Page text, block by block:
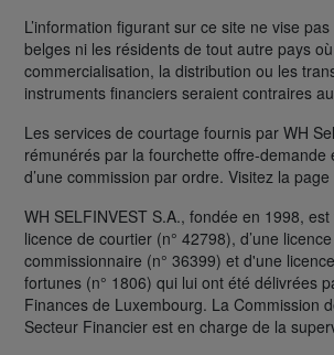
L’information figurant sur ce site ne vise
belges ni les résidents de tout autre pays
commercialisation, la distribution ou les
instruments financiers seraient contraires
Les services de courtage fournis par WH
rémunérés par la fourchette offre-demande
d’une commission par ordre. Visitez la
WH SELFINVEST S.A., fondée en 1998, est
licence de courtier (n° 42798), d’une
commissionnaire (n° 36399) et d'une
fortunes (n° 1806) qui lui ont été délivrées
Finances de Luxembourg. La Commission
Secteur Financier est en charge de la